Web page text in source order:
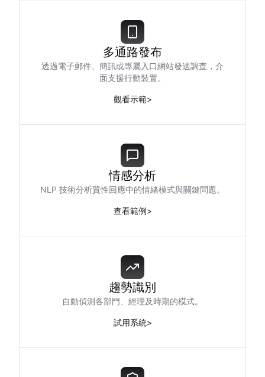
多通路發布
透過電子郵件、簡訊或專屬入口網站發送調查，介
面支援行動裝置。
觀看示範>
情感分析
NLP 技術分析質性回應中的情緒模式與關鍵問題。
查看範例>
趨勢識別
自動偵測各部門、經理及時期的模式。
試用系統>